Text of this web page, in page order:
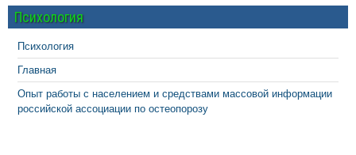
Психология
Психология
Главная
Опыт работы с населением и средствами массовой информации
российской ассоциации по остеопорозу